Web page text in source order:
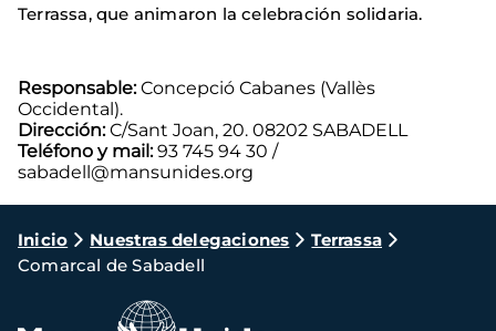
Terrassa, que animaron la celebración solidaria.
Responsable:Concepció Cabanes (Vallès
Occidental).
Dirección:C/Sant Joan, 20. 08202 SABADELL
Teléfono y mail:93 745 94 30 /
sabadell@mansunides.org
Ruta
de
navegación
Inicio Nuestras delegaciones
Terrassa
Comarcal de Sabadell